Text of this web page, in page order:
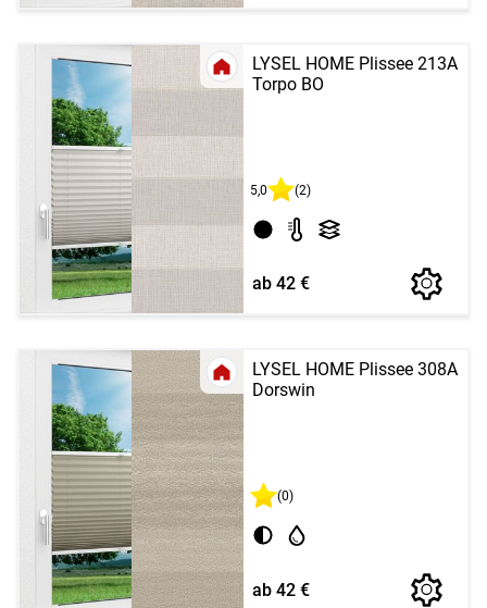
LYSEL HOME Plissee 213A
Torpo BO
5,0 (2)
ab 42 €
LYSEL HOME Plissee 308A
Dorswin
(0)
ab 42 €